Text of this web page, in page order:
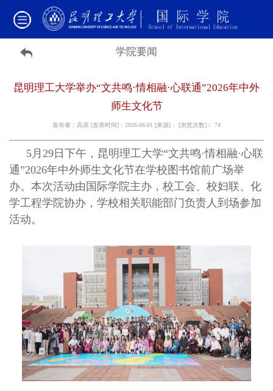
学院要闻
昆明理工大学举办“文共鸣·情相融·心联通”2026年中外
师生文化节
发布者：高原 [发表时间]：2026-06-01 [来源]： [浏览次数]： 74
5月29日下午，昆明理工大学“文共鸣·情相融·心联
通”2026年中外师生文化节在学校图书馆前广场举
办。本次活动由国际学院主办，校工会、校妇联、化
学工程学院协办，学校相关职能部门负责人到场参加
活动。